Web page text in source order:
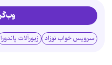
سرویس خواب نوزاد زیورآلات پاندورا